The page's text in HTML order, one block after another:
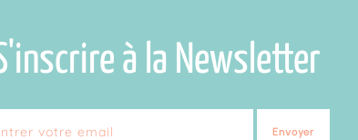
à la Newsletter
Envoyer